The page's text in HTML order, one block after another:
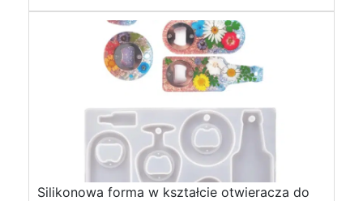
Silikonowa forma w kształcie otwieracza do